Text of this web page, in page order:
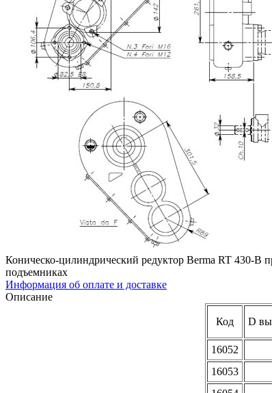
Коническо-цилиндрический редуктор Berma RT 430-B
подъемниках
Информация об оплате и доставке
Описание
Код D
16052
16053